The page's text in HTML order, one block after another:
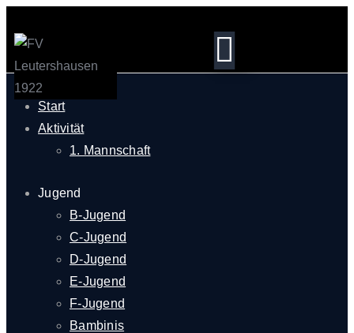
Start
Aktivität
1. Mannschaft
Jugend
B-Jugend
C-Jugend
D-Jugend
E-Jugend
F-Jugend
Bambinis